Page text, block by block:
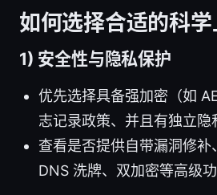
如何选择合适的科
1) 安全性与隐私保护
优先选择具备强加密（如
志记录政策、并且有独立隐
查看是否提供自带漏洞修补
DNS 洗牌、双加密等高级功